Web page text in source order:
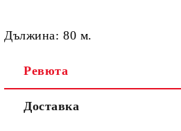
Дължина:80 м.
Ревюта
Доставка